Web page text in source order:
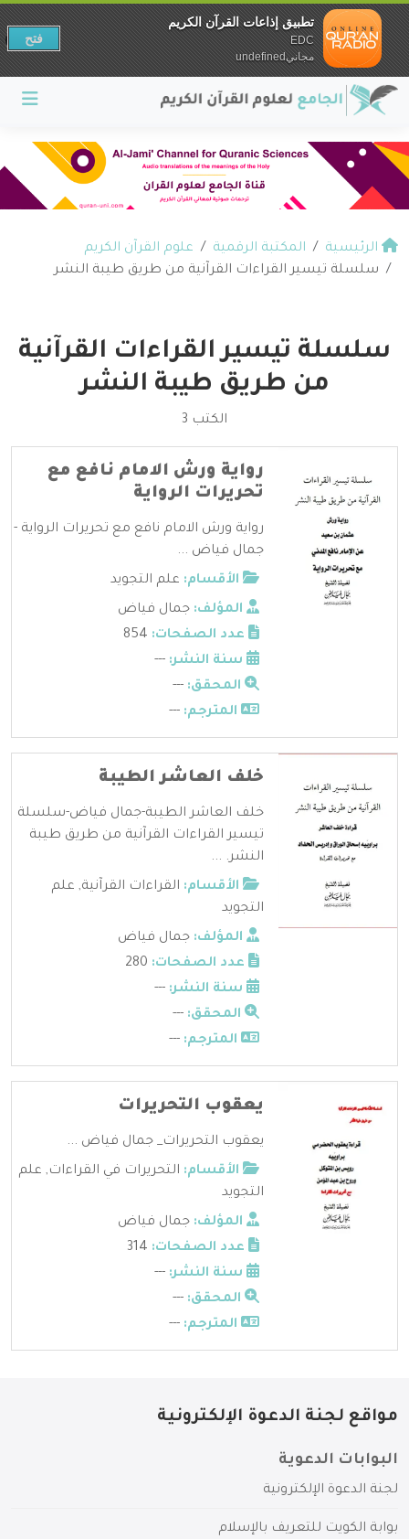
الرئيسية المكتبة الرقمية
علوم القرآن الكريم
سلسلة تيسير القراءات القرآنية من طريق طيبة النشر
سلسلة تيسير القراءات القرآنية
من طريق طيبة النشر
الكتب 3
رواية ورش الامام نافع مع
تحريرات الرواية
رواية ورش الامام نافع مع تحريرات الرواية -
جمال فياض ...
الأقسام: علم التجويد
المؤلف: جمال فياض
عدد الصفحات:
سنة النشر: ---
المحقق: ---
المترجم: ---
خلف العاشر الطيبة
خلف العاشر الطيبة-جمال فياض-سلسلة
تيسير القراءات القرآنية من طريق طيبة
النشر. ...
الأقسام: القراءات القرآنية, علم
التجويد
المؤلف: جمال فياض
عدد الصفحات:
سنة النشر: ---
المحقق: ---
المترجم: ---
يعقوب التحريرات
يعقوب التحريرات_ جمال فياض ...
الأقسام: التحريرات في القراءات, علم
التجويد
المؤلف: جمال فياض
عدد الصفحات:
سنة النشر: ---
المحقق: ---
المترجم: ---
مواقع لجنة الدعوة الإلكترونية
البوابات الدعوية
لجنة الدعوة الإلكترونية
بوابة الكويت للتعريف بالإسلام
تطبيق إذاعات القرآن الكريم
EDC
مجانيundefined
فتح